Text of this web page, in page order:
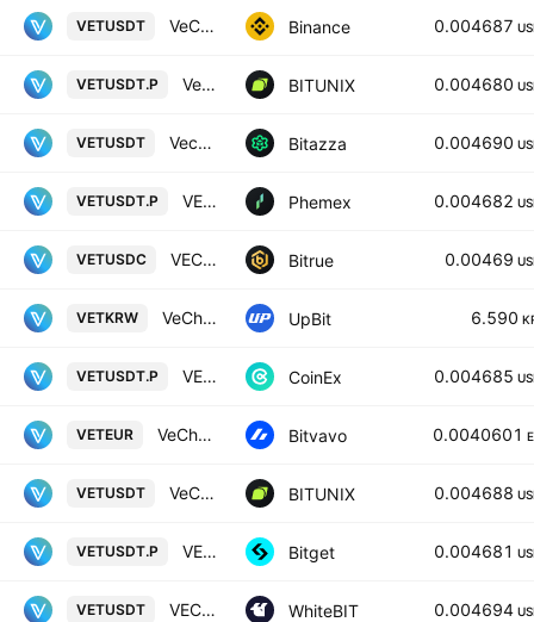
VETUSDT VeChain / TetherUS Binance 0.004687
VETUSDT.P VeChain / Tether LINEAR FUTURES CONTRACT BITUNIX 0.004680
VETUSDT Vechain / USD Tether Bitazza 0.004690
VETUSDT.P VET Linear Perpetual Futures Contract Phemex 0.004682
VETUSDC VECHAIN/USD COIN Bitrue 0.00469
VETKRW VeChain / KRW UpBit 6.590
VETUSDT.P VECHAIN / TETHER PERPETUAL CONTRACT CoinEx 0.004685
VETEUR VeChain Thor / Euro Bitvavo 0.0040601
VETUSDT VeChain / Tether SPOT BITUNIX 0.004688
VETUSDT.P VETUSDTPERP PERPETUAL MIX CONTRACT Bitget 0.004681
VETUSDT VECHAIN / Tether US WhiteBIT 0.004694